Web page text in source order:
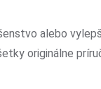
alebo
originálne